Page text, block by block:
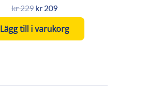
kr229 kr209
Lägg till i varukorg